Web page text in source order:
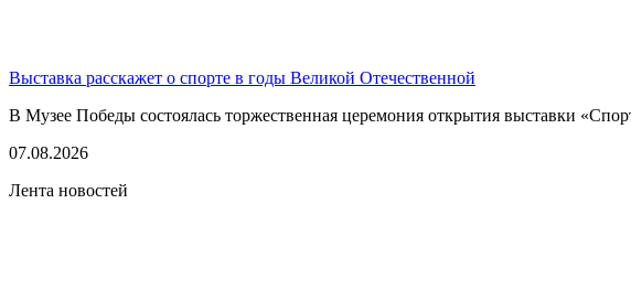
Выставка расскажет о спорте в годы Великой Отечественной
В Музее Победы состоялась торжественная церемония открытия выставки
07.08.2026
Лента новостей